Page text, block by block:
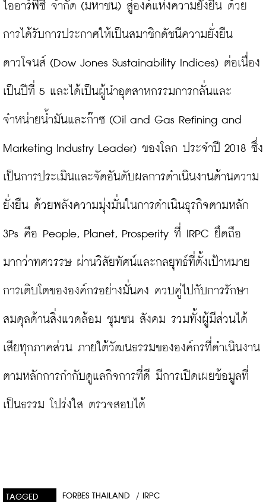
ไออาร์พีซี จำกัด (มหาชน) สู่องค์แห่งความยั่งยืน ด้วย
การได้รับการประกาศให้เป็นสมาชิกดัชนีความยั่งยืน
ดาวโจนส์ (Dow Jones Sustainability Indices) ต่อเนื่อง
เป็นปีที่ 5 และได้เป็นผู้นำอุตสาหกรรมการกลั่นและ
จำหน่ายน้ำมันและก๊าซ (Oil and Gas Refining and
Marketing Industry Leader) ของโลก ประจำปี 2018 ซึ่ง
เป็นการประเมินและจัดอันดับผลการดำเนินงานด้านความ
ยั่งยืน ด้วยพลังความมุ่งมั่นในการดำเนินธุรกิจตามหลัก
3Ps คือ People, Planet, Prosperity ที่ IRPC ยึดถือ
มากว่าทศวรรษ ผ่านวิสัยทัศน์และกลยุทธ์ที่ตั้งเป้าหมาย
การเติบโตขององค์กรอย่างมั่นคง ควบคู่ไปกับการรักษา
สมดุลด้านสิ่งแวดล้อม ชุมชน สังคม รวมทั้งผู้มีส่วนได้
เสียทุกภาคส่วน ภายใต้วัฒนธรรมขององค์กรที่ดำเนินงาน
ตามหลักการกำกับดูแลกิจการที่ดี มีการเปิดเผยข้อมูลที่
เป็นธรรม โปร่งใส ตรวจสอบได้
TAGGED
FORBES THAILAND / IRPC